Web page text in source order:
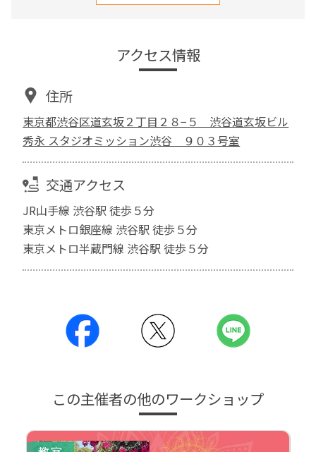
アクセス情報
住所
東京都渋谷区道玄坂２丁目２８−５ 渋谷道玄坂ビル
秀永 スタジオミッション渋谷 ９０３号室
交通アクセス
JR山手線 渋谷駅 徒歩５分
東京メトロ銀座線 渋谷駅 徒歩５分
東京メトロ半蔵門線 渋谷駅 徒歩５分
この主催者の他のワークショップ